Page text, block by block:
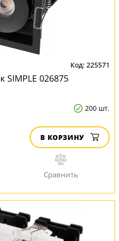
225571
SIMPLE 026875
200 шт.
В КОРЗИНУ